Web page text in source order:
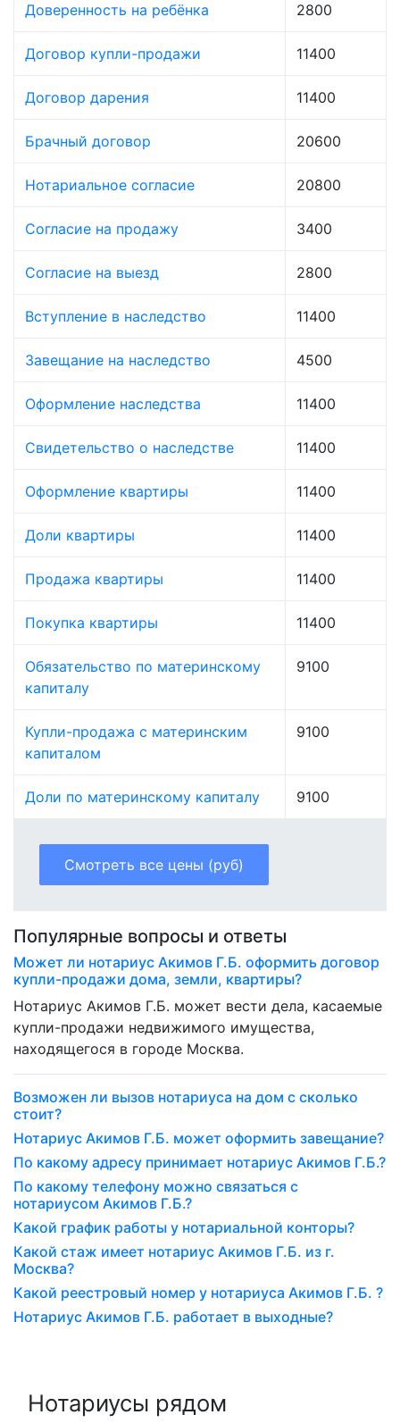
Доверенность на ребёнка 2800
Договор купли-продажи 11400
Договор дарения 11400
Брачный договор 20600
Нотариальное согласие 20800
Согласие на продажу 3400
Согласие на выезд 2800
Вступление в наследство 11400
Завещание на наследство 4500
Оформление наследства 11400
Свидетельство о наследстве 11400
Оформление квартиры 11400
Доли квартиры 11400
Продажа квартиры 11400
Покупка квартиры 11400
Обязательство по материнскому
капиталу
9100
Купли-продажа с материнским
капиталом
9100
Доли по материнскому капиталу 9100
Смотреть все цены (руб)
Популярные вопросы и ответы
Может ли нотариус Акимов Г.Б. оформить договор
купли-продажи дома, земли, квартиры?
Нотариус Акимов Г.Б. может вести дела, касаемые
купли-продажи недвижимого имущества,
находящегося в городе Москва.
Возможен ли вызов нотариуса на дом с сколько
стоит?
Нотариус Акимов Г.Б. может оформить завещание?
По какому адресу принимает нотариус Акимов Г.Б.?
По какому телефону можно связаться с
нотариусом Акимов Г.Б.?
Какой график работы у нотариальной конторы?
Какой стаж имеет нотариус Акимов Г.Б. из г.
Москва?
Какой реестровый номер у нотариуса Акимов Г.Б. ?
Нотариус Акимов Г.Б. работает в выходные?
Нотариусы рядом